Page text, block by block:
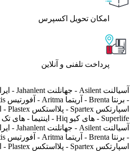
اﻣﮑﺎن ﺗﺤﻮﯾﻞ اﮐﺴﭙﺮس
پرداخت تلفنی و آنلاین
Superlife - های کیو Hiq - اینتیما - های تک Hitec -